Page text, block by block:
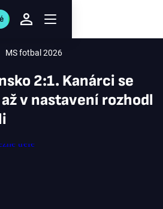
MS fotbal 2026
2:1. Kanárci se
v nastavení rozhodl